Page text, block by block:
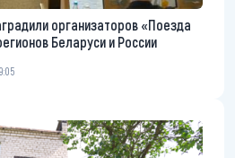
организаторов «Поезда
Беларуси и России